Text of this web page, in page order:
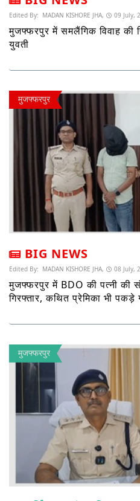
Edited By: MADAN KISHORE JHA, 09 July,
मुजफ्फरपुर में समलैंगिक विवाह की
युवती
मुजफ्फरपुर
BIG NEWS
Edited By: MADAN KISHORE JHA, 08 July,
मुजफ्फरपुर में BDO की पत्नी की
गिरफ्तार, कथित प्रेमिका भी पकड़े
मुजफ्फरपुर